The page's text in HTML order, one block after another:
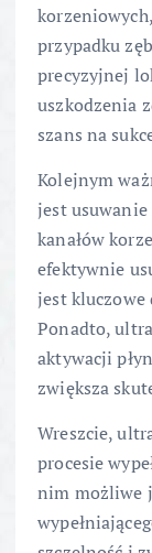
przypadku
precyzyjnej
uszkodzenia
szans na
Kolejnym
jest
kanałów
efektywnie
jest
Ponadto,
aktywacji
zwiększa
Wreszcie,
procesie
nim możliwe